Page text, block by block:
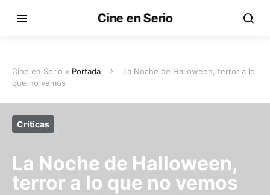
Cine en Serio
Cine en Serio » Portada
La Noche de Halloween, terror a lo
que no vemos
Críticas
La Noche de Halloween,
terror a lo que no vemos